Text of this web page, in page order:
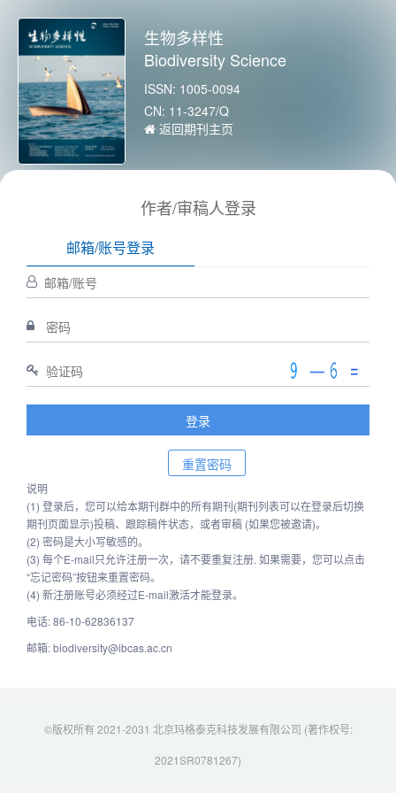
生物多样性
Biodiversity Science
ISSN: 1005-0094
CN: 11-3247/Q
返回期刊主页
作者/审稿人登录
邮箱/账号登录
说明
(1) 登录后，您可以给本期刊群中的所有期刊(期刊列表可以在登录后切换
期刊页面显示)投稿、跟踪稿件状态，或者审稿 (如果您被邀请)。
(2) 密码是大小写敏感的。
(3) 每个E-mail只允许注册一次，请不要重复注册. 如果需要，您可以点击
“忘记密码”按钮来重置密码。
(4) 新注册账号必须经过E-mail激活才能登录。
电话: 86-10-62836137
邮箱: biodiversity@ibcas.ac.cn
©版权所有 2021-2031 北京玛格泰克科技发展有限公司 (著作权号:
2021SR0781267)